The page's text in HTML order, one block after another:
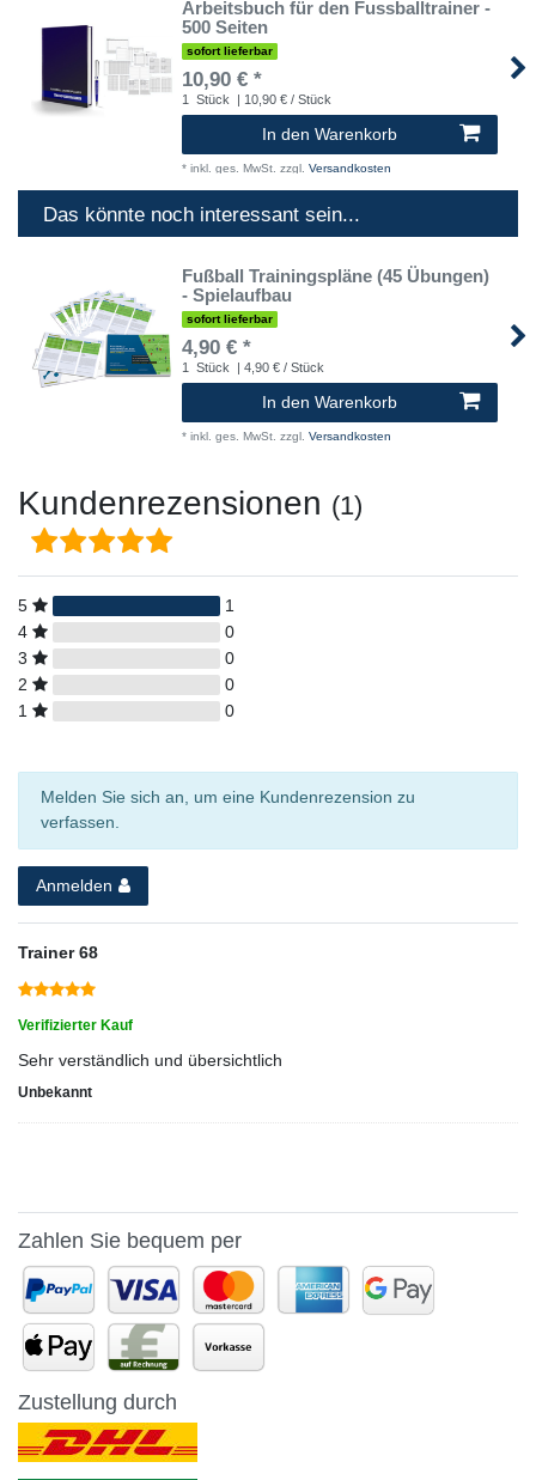
Arbeitsbuch für den Fussballtrainer -
500 Seiten
sofort lieferbar
10,90 € *
1 Stück | 10,90 € / Stück
In den Warenkorb
* inkl. ges. MwSt. zzgl. Versandkosten
Das könnte noch interessant sein...
Fußball Trainingspläne (45 Übungen)
- Spielaufbau
sofort lieferbar
4,90 € *
1 Stück | 4,90 € / Stück
In den Warenkorb
* inkl. ges. MwSt. zzgl. Versandkosten
Kundenrezensionen (1)
5
1
4
0
3
0
2
0
1
0
Melden Sie sich an, um eine Kundenrezension zu
verfassen.
Anmelden
Trainer 68
Verifizierter Kauf
Sehr verständlich und übersichtlich
Unbekannt
Zahlen Sie bequem per
Zustellung durch